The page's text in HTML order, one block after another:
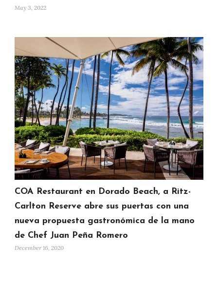
May 3, 2022
COA Restaurant en Dorado Beach, a Ritz-
Carlton Reserve abre sus puertas con una
nueva propuesta gastronómica de la mano
de Chef Juan Peña Romero
December 16, 2020